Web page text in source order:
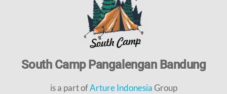
South Camp Pangalengan Bandung
is a part ofArture IndonesiaGroup